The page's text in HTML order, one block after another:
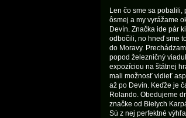
Len čo sme sa pobalili,
ôsmej a my vyrážame
Devín. Značka ide pár
odbočili, no hneď sme
do Moravy.
popod železničný
expozíciou na štátnej
mali možnosť vidieť
až po Devín. Keďže je
Rolando. Obedujeme
značke od Bielych
Sú z nej perfektné